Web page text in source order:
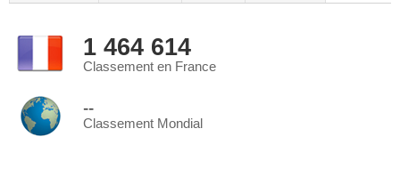
1 464 614
Classement en France
--
Classement Mondial